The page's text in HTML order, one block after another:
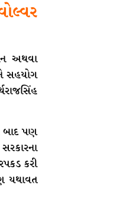
અથવા
સહયોગ
બાદ પણ
કરી
યથાવત